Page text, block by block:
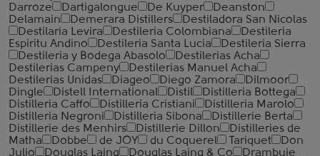
Darroze
Dartigalongue De Kuyper
Deanston
Delamain
Demerara Distillers
Destiladora San Nicolas
Destilaria Levira
Destileria Colombiana
Destileria
Espiritu Andino
Destileria Santa Lucia
Destileria Sierra
Destileria y Bodega Abasolo
Destilerias Acha
Destilerias Campeny
Destilerias Manuel Acha
Destilerias Unidas
Diageo Diego Zamora
Dilmoor
Dingle
Distell International Distil
Distilleria Bottega
Distilleria Caffo
Distilleria Cristiani
Distilleria Marolo
Distilleria Negroni
Distilleria Sibona
Distillerie Berta
Distillerie des Menhirs
Distillerie Dillon
Distilleries de
Matha
Dobbe de JOY du Coquerel Tariquet
Don
Julio
Douglas Laing Douglas Laing & Co
Drambuie